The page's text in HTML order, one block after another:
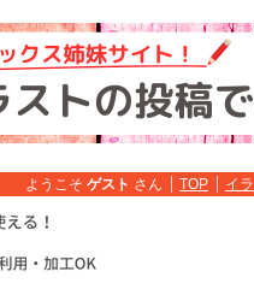
ようこそ ゲスト さん TOP イ